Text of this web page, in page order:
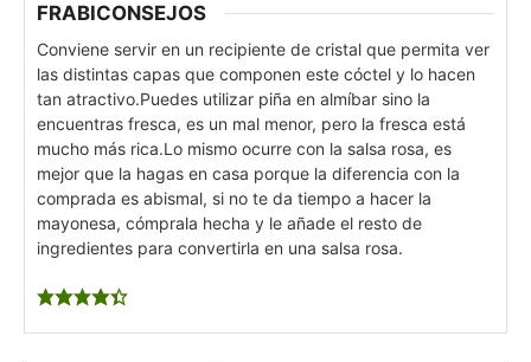
FRABICONSEJOS
Conviene servir en un recipiente de cristal que permita ver
las distintas capas que componen este cóctel y lo hacen
tan atractivo.Puedes utilizar piña en almíbar sino la
encuentras fresca, es un mal menor, pero la fresca está
mucho más rica.Lo mismo ocurre con la salsa rosa, es
mejor que la hagas en casa porque la diferencia con la
comprada es abismal, si no te da tiempo a hacer la
mayonesa, cómprala hecha y le añade el resto de
ingredientes para convertirla en una salsa rosa.